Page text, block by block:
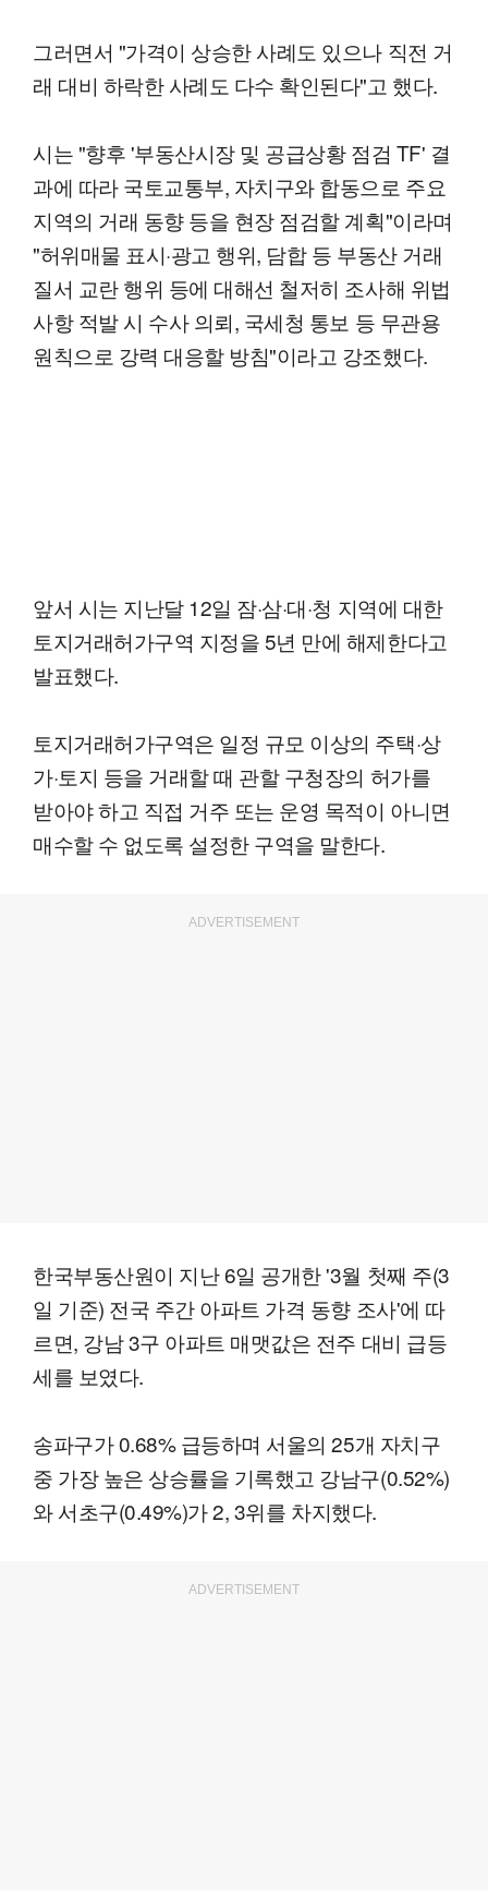
그러면서 "가격이 상승한 사례도 있으나 직전 거
래 대비 하락한 사례도 다수 확인된다"고 했다.
시는 "향후 '부동산시장 및 공급상황 점검 TF' 결
과에 따라 국토교통부, 자치구와 합동으로 주요
지역의 거래 동향 등을 현장 점검할 계획"이라며
"허위매물 표시·광고 행위, 담합 등 부동산 거래
질서 교란 행위 등에 대해선 철저히 조사해 위법
사항 적발 시 수사 의뢰, 국세청 통보 등 무관용
원칙으로 강력 대응할 방침"이라고 강조했다.
앞서 시는 지난달 12일 잠·삼·대·청 지역에 대한
토지거래허가구역 지정을 5년 만에 해제한다고
발표했다.
토지거래허가구역은 일정 규모 이상의 주택·상
가·토지 등을 거래할 때 관할 구청장의 허가를
받아야 하고 직접 거주 또는 운영 목적이 아니면
매수할 수 없도록 설정한 구역을 말한다.
ADVERTISEMENT
한국부동산원이 지난 6일 공개한 '3월 첫째 주(3
일 기준) 전국 주간 아파트 가격 동향 조사'에 따
르면, 강남 3구 아파트 매맷값은 전주 대비 급등
세를 보였다.
송파구가 0.68% 급등하며 서울의 25개 자치구
중 가장 높은 상승률을 기록했고 강남구(0.52%)
와 서초구(0.49%)가 2, 3위를 차지했다.
ADVERTISEMENT